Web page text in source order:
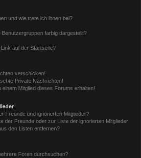
und wie trete ich ihnen bei?
farbig dargestellt?
auf der Startseite?
verschicken!
Private Nachrichten!
Mitglied dieses Forums erhalten!
Freunde und ignorierten Mitglieder?
der Freunde oder zur Liste der ignorierten Mitglieder
den Listen entfernen?
Foren durchsuchen?